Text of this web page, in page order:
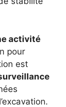
activité
pour
est